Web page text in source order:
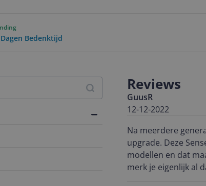
Bedenktijd
Reviews
GuusR
12-12-2022
Na meerdere
upgrade. Deze
modellen en dat
merk je eigenlijk al